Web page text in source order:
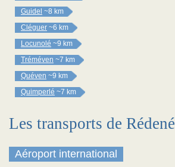
Guidel ~8 km
Cléguer ~6 km
Locunolé ~9 km
Tréméven ~7 km
Quéven ~9 km
Quimperlé ~7 km
Les transports de Rédené
Aéroport international